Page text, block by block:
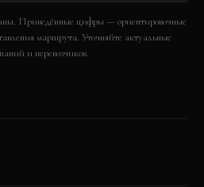
Приведённые цифры — ориентировочные
маршрута. Уточняйте актуальные
и перевозчиков.